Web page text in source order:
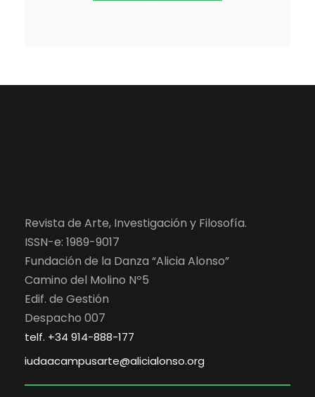
Revista de Arte, Investigación y Filosofía.
ISSN-e: 1989-9017
Fundación de la Danza “Alicia Alonso”
Camino del Molino Nº5
Edif. de Gestión
Despacho 007
telf. +34 914-888-177
iudaacampusarte@alicialonso.org